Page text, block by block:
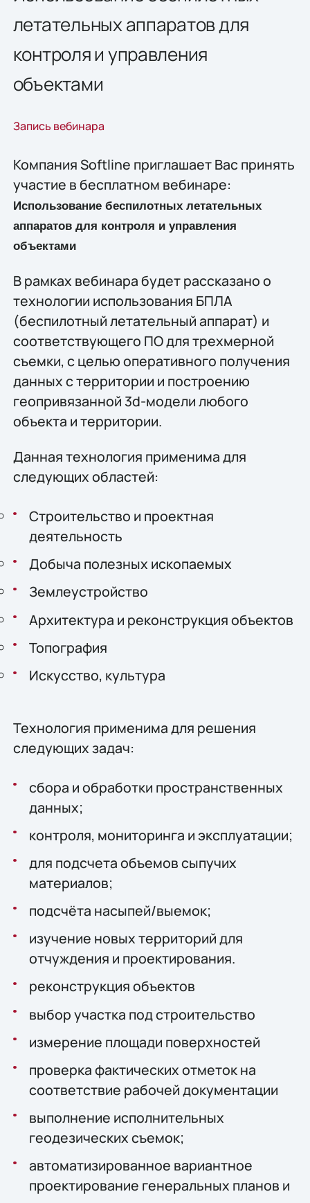
летательных аппаратов для
контроля и управления
объектами
Запись вебинара
Компания Softline приглашает Вас принять
участие в бесплатном вебинаре:
Использование беспилотных летательных
аппаратов для контроля и управления
объектами
В рамках вебинара будет рассказано о
технологии использования БПЛА
(беспилотный летательный аппарат) и
соответствующего ПО для трехмерной
съемки, с целью оперативного получения
данных с территории и построению
геопривязанной 3d-модели любого
объекта и территории.
Данная технология применима для
следующих областей:
Строительство и проектная
деятельность
Добыча полезных ископаемых
Землеустройство
Архитектура и реконструкция объектов
Топография
Искусство, культура
Технология применима для решения
следующих задач:
сбора и обработки пространственных
данных;
контроля, мониторинга и эксплуатации;
для подсчета объемов сыпучих
материалов;
подсчёта насыпей/выемок;
изучение новых территорий для
отчуждения и проектирования.
реконструкция объектов
выбор участка под строительство
измерение площади поверхностей
проверка фактических отметок на
соответствие рабочей документации
выполнение исполнительных
геодезических съемок;
автоматизированное вариантное
проектирование генеральных планов и